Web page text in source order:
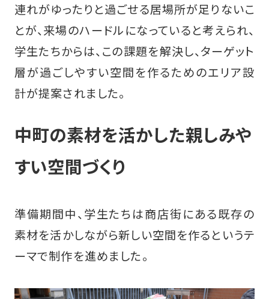
連れがゆったりと過ごせる居場所が足りないこ
とが、来場のハードルになっていると考えられ、
学生たちからは、この課題を解決し、ターゲット
層が過ごしやすい空間を作るためのエリア設
計が提案されました。
中町の素材を活かした親しみや
すい空間づくり
準備期間中、学生たちは商店街にある既存の
素材を活かしながら新しい空間を作るというテ
ーマで制作を進めました。